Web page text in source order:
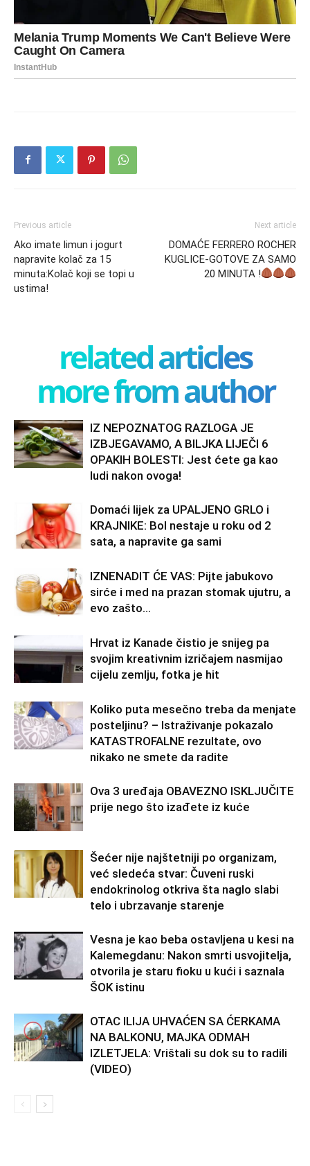
Previous article
Ako imate limun i jogurt
napravite kolač za 15
minuta:Kolač koji se topi u
ustima!
Next article
DOMAĆE FERRERO ROCHER
KUGLICE-GOTOVE ZA SAMO
20 MINUTA !
related articles
more from author
IZ NEPOZNATOG RAZLOGA JE
IZBJEGAVAMO, A BILJKA LIJEČI 6
OPAKIH BOLESTI: Jest ćete ga kao
ludi nakon ovoga!
Domaći lijek za UPALJENO GRLO i
KRAJNIKE: Bol nestaje u roku od 2
sata, a napravite ga sami
IZNENADIT ĆE VAS: Pijte jabukovo
sirće i med na prazan stomak ujutru, a
evo zašto…
Hrvat iz Kanade čistio je snijeg pa
svojim kreativnim izričajem nasmijao
cijelu zemlju, fotka je hit
Koliko puta mesečno treba da menjate
posteljinu? – Istraživanje pokazalo
KATASTROFALNE rezultate, ovo
nikako ne smete da radite
Ova 3 uređaja OBAVEZNO ISKLJUČITE
prije nego što izađete iz kuće
Šećer nije najštetniji po organizam,
već sledeća stvar: Čuveni ruski
endokrinolog otkriva šta naglo slabi
telo i ubrzavanje starenje
Vesna je kao beba ostavljena u kesi na
Kalemegdanu: Nakon smrti usvojitelja,
otvorila je staru fioku u kući i saznala
ŠOK istinu
OTAC ILIJA UHVAĆEN SA ĆERKAMA
NA BALKONU, MAJKA ODMAH
IZLETJELA: Vrištali su dok su to radili
(VIDEO)